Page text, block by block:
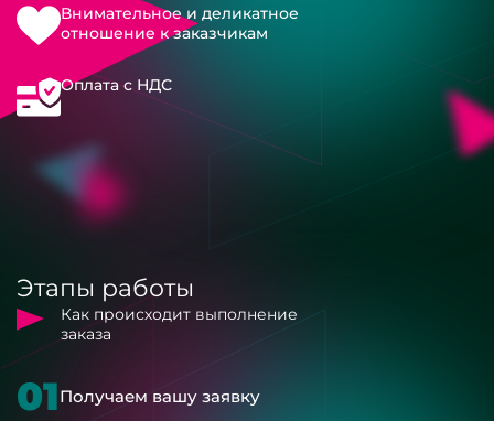
Внимательное и деликатное
отношение к заказчикам
Оплата с НДС
Этапы работы
Как происходит выполнение
заказа
01Получаем вашу заявку